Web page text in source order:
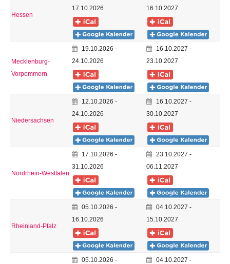
Hessen
17.10.2026
16.10.2027
Mecklenburg-
Vorpommern
19.10.2026 -
24.10.2026
16.10.2027 -
23.10.2027
Niedersachsen
12.10.2026 -
24.10.2026
16.10.2027 -
30.10.2027
Nordrhein-Westfalen
17.10.2026 -
31.10.2026
23.10.2027 -
06.11.2027
Rheinland-Pfalz
05.10.2026 -
16.10.2026
04.10.2027 -
15.10.2027
05.10.2026 -
04.10.2027 -